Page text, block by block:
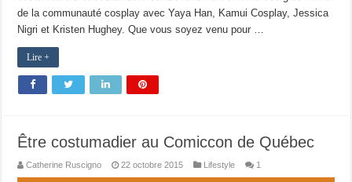
de la communauté cosplay avec Yaya Han, Kamui Cosplay, Jessica
Nigri et Kristen Hughey. Que vous soyez venu pour …
Lire +
Être costumadier au Comiccon de Québec
Catherine Ruscigno 22 octobre 2015 Lifestyle 1